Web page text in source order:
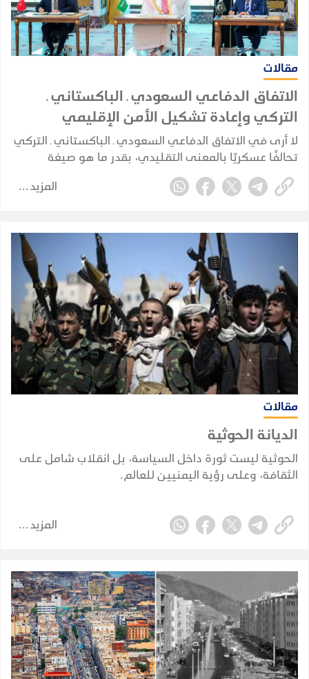
مقالات
الاتفاق الدفاعي السعودي ـ الباكستاني ـ
التركي وإعادة تشكيل الأمن الإقليمي
لا أرى في الاتفاق الدفاعي السعودي ـ الباكستاني ـ التركي
تحالفًا عسكريًا بالمعنى التقليدي، بقدر ما هو صيغة
للتكامل الدفاعي والأمني بين ثلاث دول تمتلك، بدرجات
مختلفة، عناصر قوة وخبرات واحتياجات متكاملة وتواجه
المزيد
مقالات
الديانة الحوثية
الحوثية ليست ثورة داخل السياسة، بل انقلاب شامل على
الثقافة، وعلى رؤية اليمنيين للعالم.
المزيد